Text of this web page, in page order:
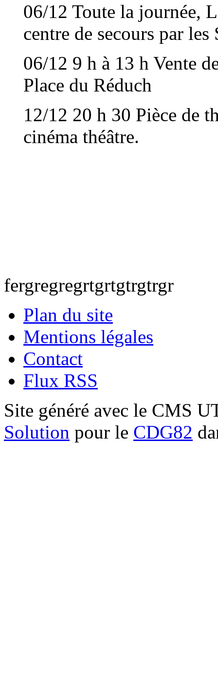
06/12 Toute la journée,
centre de secours par les
06/12 9 h à 13 h Vente
Place du Réduch
12/12 20 h 30 Pièce de
cinéma théâtre.
fergregregrtgrtgtrgtrgr
Plan du site
Mentions légales
Contact
Flux RSS
Site généré avec le CMS
Solution pour le CDG82